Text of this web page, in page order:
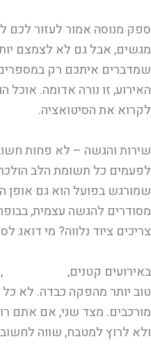
ספק מנוסה אמור לעזור לכם
מגשים, אבל גם לא לצמצם
שמדברים איתכם רק
האירוע, זו נורה אדומה.
לקרוא את הסיטואציה.
שירות והגשה – לא פחות
לפעמים כל תשומת הלב
שמורגש בפועל הוא גם
מסודרים להגשה עצמית,
צריכים ציוד נלווה? מי דואג
באירועים קטנים,
טוב יותר מהפקה כבדה. לא כל
מורכבים. מצד שני, אם אתם
ולא לרוץ למטבח, שווה